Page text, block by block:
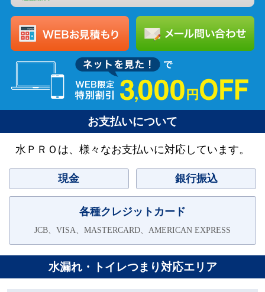
お支払いについて
水ＰＲＯは、様々なお支払いに対応しています。
現金 銀行振込
各種クレジットカード
JCB、VISA、MASTERCARD、AMERICAN EXPRESS
水漏れ・トイレつまり対応エリア